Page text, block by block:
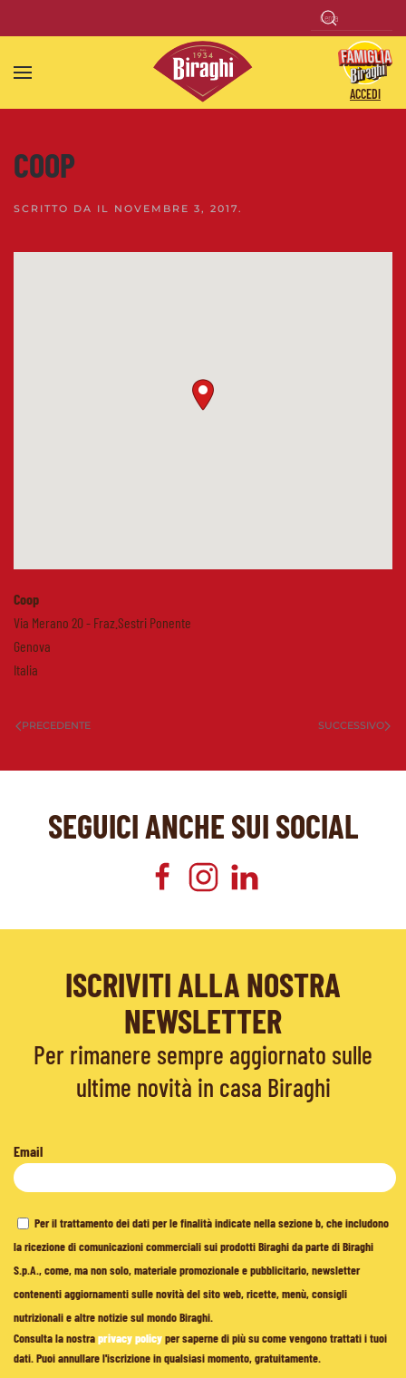
Skip to main content
ACCEDI
COOP
SCRITTO DA IL NOVEMBRE 3, 2017.
Coop
Via Merano 20 - Fraz.Sestri Ponente
Genova
Italia
PRECEDENTE SUCCESSIVO
SEGUICI ANCHE SUI SOCIAL
ISCRIVITI ALLA NOSTRA
NEWSLETTER
Per rimanere sempre aggiornato sulle
ultime novità in casa Biraghi
Email
Per il trattamento dei dati per le finalità indicate nella sezione b, che includono
la ricezione di comunicazioni commerciali sui prodotti Biraghi da parte di Biraghi
S.p.A., come, ma non solo, materiale promozionale e pubblicitario, newsletter
contenenti aggiornamenti sulle novità del sito web, ricette, menù, consigli
nutrizionali e altre notizie sul mondo Biraghi.
Consulta la nostraprivacy policyper saperne di più su come vengono trattati i tuoi
dati. Puoi annullare l'iscrizione in qualsiasi momento, gratuitamente.